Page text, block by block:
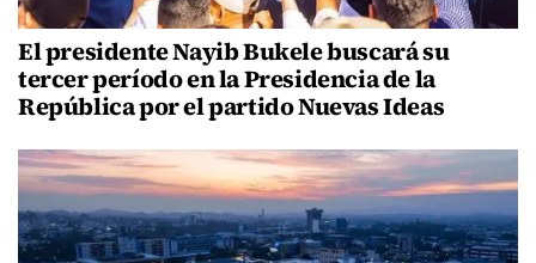
El presidente Nayib Bukele buscará su
tercer período en la Presidencia de la
República por el partido Nuevas Ideas